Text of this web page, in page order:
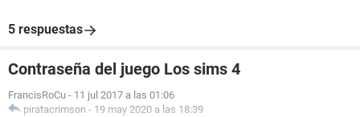
5 respuestas
Contraseña del juego Los sims 4
FrancisRoCu - 11 jul 2017 a las 01:06
piratacrimson - 19 may 2020 a las 18:39